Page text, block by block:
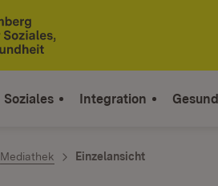
Soziales Integration
Mediathek Einzelansicht